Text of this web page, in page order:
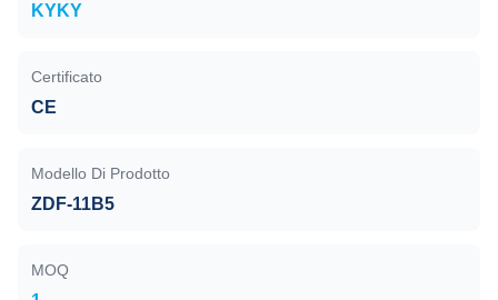
KYKY
Certificato
CE
Modello Di Prodotto
ZDF-11B5
MOQ